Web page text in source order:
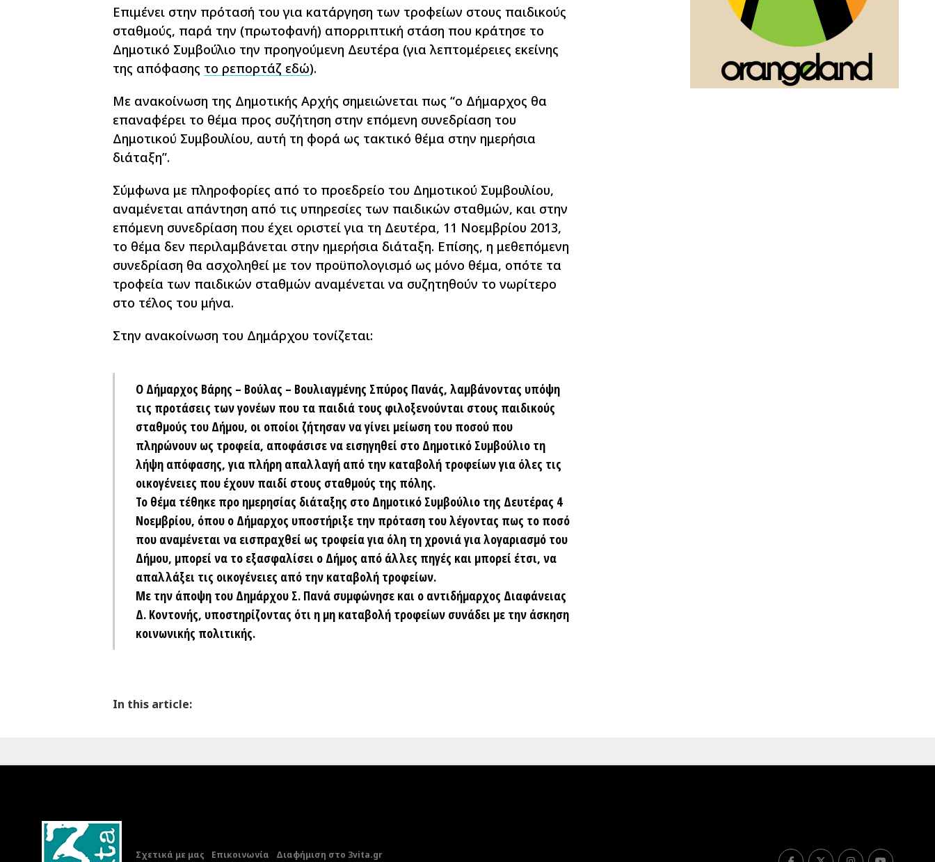
Επιμένει στην πρότασή του για κατάργηση των τροφείων στους παιδικούς
σταθμούς, παρά την (πρωτοφανή) απορριπτική στάση που κράτησε το
Δημοτικό Συμβούλιο την προηγούμενη Δευτέρα (για λεπτομέρειες εκείνης
της απόφασης το ρεπορτάζ εδώ).
Με ανακοίνωση της Δημοτικής Αρχής σημειώνεται πως “ο Δήμαρχος θα
επαναφέρει το θέμα προς συζήτηση στην επόμενη συνεδρίαση του
Δημοτικού Συμβουλίου, αυτή τη φορά ως τακτικό θέμα στην ημερήσια
διάταξη”.
Σύμφωνα με πληροφορίες από το προεδρείο του Δημοτικού Συμβουλίου,
αναμένεται απάντηση από τις υπηρεσίες των παιδικών σταθμών, και στην
επόμενη συνεδρίαση που έχει οριστεί για τη Δευτέρα, 11 Νοεμβρίου 2013,
το θέμα δεν περιλαμβάνεται στην ημερήσια διάταξη. Επίσης, η μεθεπόμενη
συνεδρίαση θα ασχοληθεί με τον προϋπολογισμό ως μόνο θέμα, οπότε τα
τροφεία των παιδικών σταθμών αναμένεται να συζητηθούν το νωρίτερο
στο τέλος του μήνα.
Στην ανακοίνωση του Δημάρχου τονίζεται:
Ο Δήμαρχος Βάρης – Βούλας – Βουλιαγμένης Σπύρος Πανάς, λαμβάνοντας υπόψη
τις προτάσεις των γονέων που τα παιδιά τους φιλοξενούνται στους παιδικούς
σταθμούς του Δήμου, οι οποίοι ζήτησαν να γίνει μείωση του ποσού που
πληρώνουν ως τροφεία, αποφάσισε να εισηγηθεί στο Δημοτικό Συμβούλιο τη
λήψη απόφασης, για πλήρη απαλλαγή από την καταβολή τροφείων για όλες τις
οικογένειες που έχουν παιδί στους σταθμούς της πόλης.
Το θέμα τέθηκε προ ημερησίας διάταξης στο Δημοτικό Συμβούλιο της Δευτέρας 4
Νοεμβρίου, όπου ο Δήμαρχος υποστήριξε την πρόταση του λέγοντας πως το ποσό
που αναμένεται να εισπραχθεί ως τροφεία για όλη τη χρονιά για λογαριασμό του
Δήμου, μπορεί να το εξασφαλίσει ο Δήμος από άλλες πηγές και μπορεί έτσι, να
απαλλάξει τις οικογένειες από την καταβολή τροφείων.
Με την άποψη του Δημάρχου Σ. Πανά συμφώνησε και ο αντιδήμαρχος Διαφάνειας
Δ. Κοντονής, υποστηρίζοντας ότι η μη καταβολή τροφείων συνάδει με την άσκηση
κοινωνικής πολιτικής.
In this article:
Σχετικά με μας Επικοινωνία Διαφήμιση στο 3vita.gr